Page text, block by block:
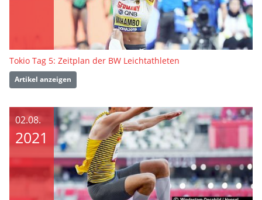
Tokio Tag 5: Zeitplan der BW Leichtathleten
Artikel anzeigen
02.08.
2021